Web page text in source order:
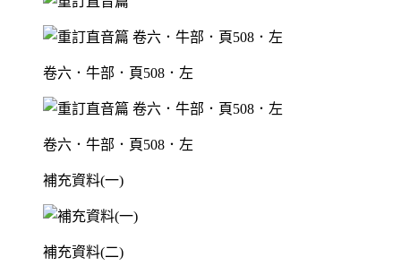
卷六．牛部．頁508．左
卷六．牛部．頁508．左
補充資料(一)
補充資料(二)